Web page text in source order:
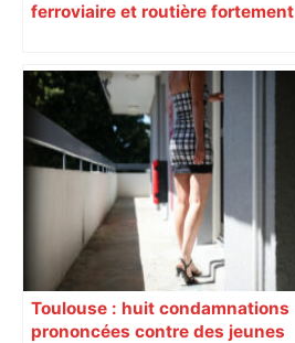
ferroviaire et routière fortement
Toulouse : huit condamnations
prononcées contre des jeunes